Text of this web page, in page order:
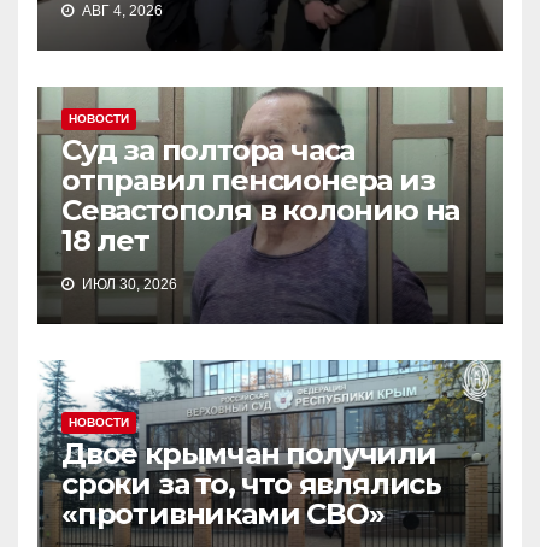
АВГ 4, 2026
НОВОСТИ
Суд за полтора часа
отправил пенсионера из
Севастополя в колонию на
18 лет
ИЮЛ 30, 2026
НОВОСТИ
Двое крымчан получили
сроки за то, что являлись
«противниками СВО»